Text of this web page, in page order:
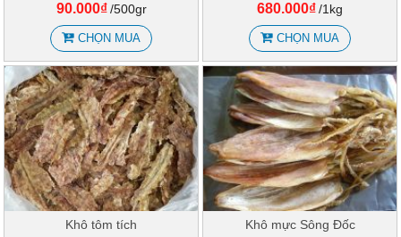
90.000₫ /500gr
CHỌN MUA
680.000₫/1kg
CHỌN MUA
Khô tôm tích Khô mực Sông Đốc